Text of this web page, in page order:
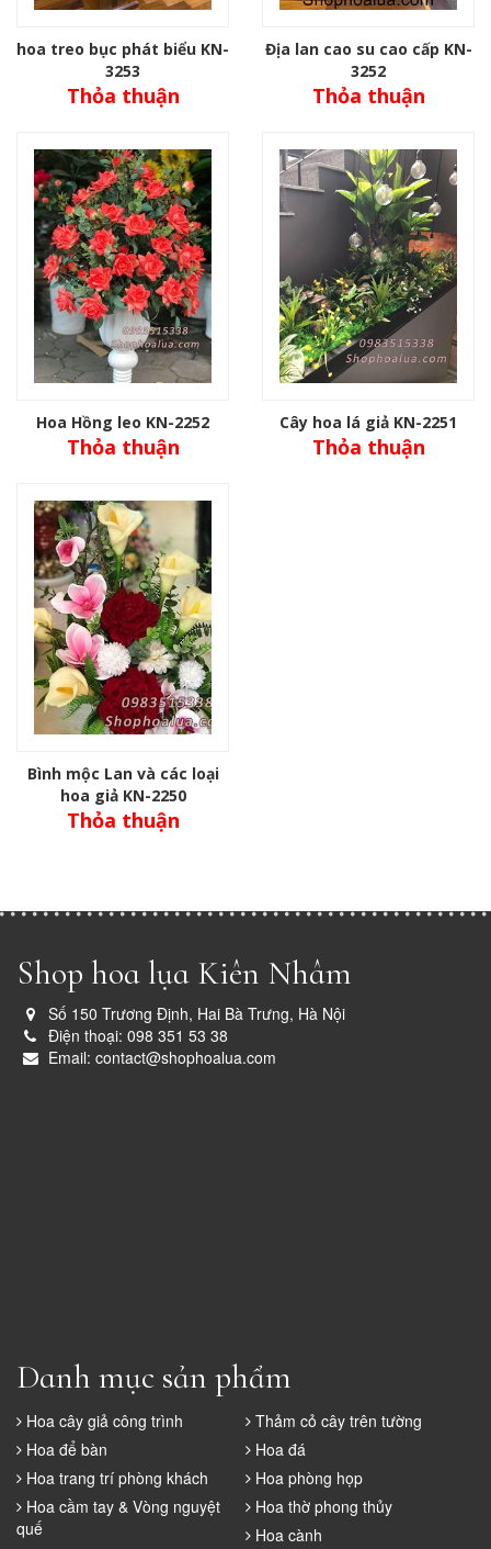
hoa treo bục phát biểu KN-
3253
Thỏa thuận
Địa lan cao su cao cấp KN-
3252
Thỏa thuận
Hoa Hồng leo KN-2252
Thỏa thuận
Cây hoa lá giả KN-2251
Thỏa thuận
Bình mộc Lan và các loại
hoa giả KN-2250
Thỏa thuận
Shop hoa lụa Kiên Nhâm
Số 150 Trương Định, Hai Bà Trưng, Hà Nội
Điện thoại: 098 351 53 38
Email: contact@shophoalua.com
Danh mục sản phẩm
Hoa cây giả công trình
Thảm cỏ cây trên tường
Hoa để bàn
Hoa đá
Hoa trang trí phòng khách
Hoa phòng họp
Hoa cầm tay & Vòng nguyệt
quế
Hoa thờ phong thủy
Hoa cành